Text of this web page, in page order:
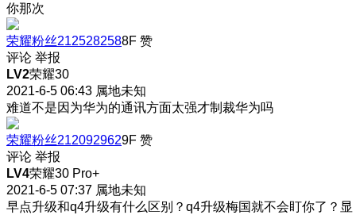
你那次
荣耀粉丝2125282588F 赞
评论 举报
LV2荣耀30
2021-6-5 06:43 属地未知
难道不是因为华为的通讯方面太强才制裁华为吗
荣耀粉丝2120929629F 赞
评论 举报
LV4荣耀30 Pro+
2021-6-5 07:37 属地未知
早点升级和q4升级有什么区别？q4升级梅国就不会盯你了？显